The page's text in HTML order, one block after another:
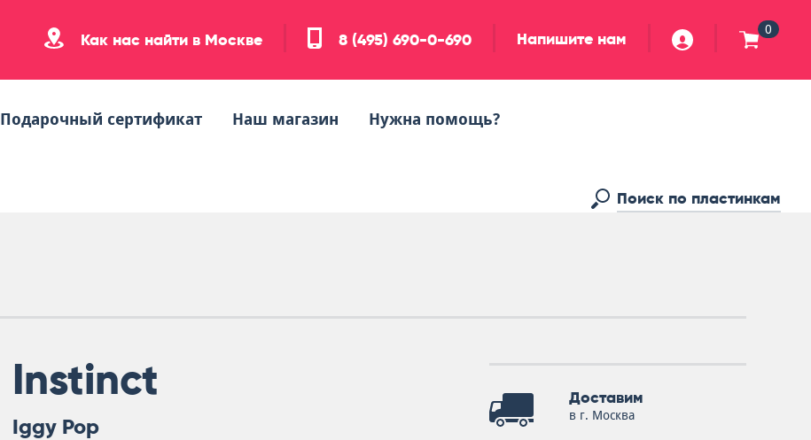
Как нас найти в Москве 8 (495) 690-0-690 Напишите нам 0
Подарочный сертификат Наш магазин Нужна помощь?
Instinct
Iggy Pop
Доставим
в г. Москва